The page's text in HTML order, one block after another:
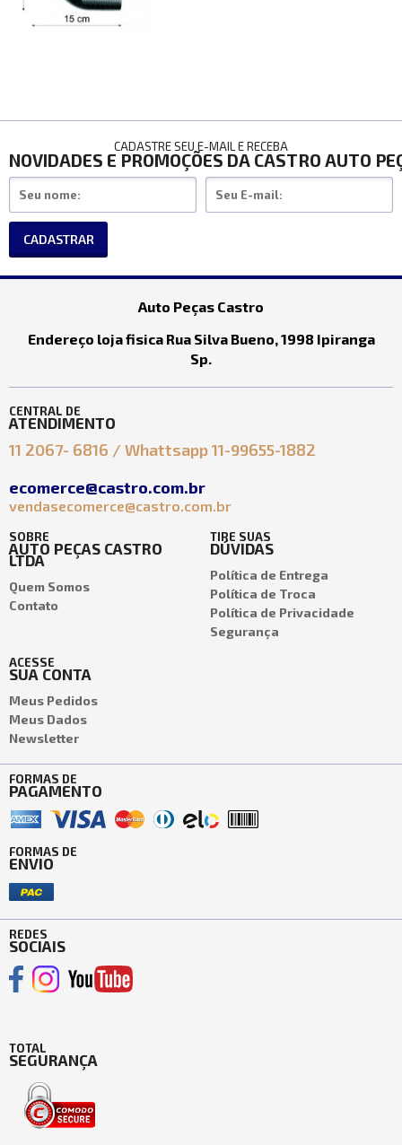
CADASTRE SEU E-MAIL E RECEBA
NOVIDADES E PROMOÇÕES DA CASTRO AUTO
CADASTRAR
Auto Peças Castro
Endereço loja fisica Rua Silva Bueno, 1998 Ipiranga
Sp.
CENTRAL DE
ATENDIMENTO
11 2067- 6816 / Whattsapp 11-99655-1882
ecomerce@castro.com.br
vendasecomerce@castro.com.br
SOBRE
AUTO PEÇAS CASTRO
LTDA
Quem Somos
Contato
TIRE SUAS
DÚVIDAS
Política de Entrega
Política de Troca
Política de Privacidade
Segurança
ACESSE
SUA CONTA
Meus Pedidos
Meus Dados
Newsletter
FORMAS DE
PAGAMENTO
FORMAS DE
ENVIO
REDES
SOCIAIS
TOTAL
SEGURANÇA